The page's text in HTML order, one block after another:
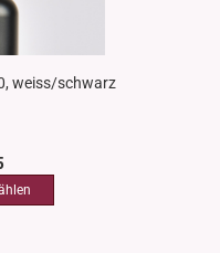
weiss/schwarz